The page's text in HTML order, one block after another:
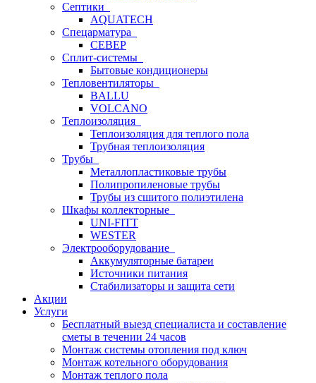
Септики
AQUATECH
Спецарматура
СЕВЕР
Сплит-системы
Бытовые кондиционеры
Тепловентиляторы
BALLU
VOLCANO
Теплоизоляция
Теплоизоляция для теплого пола
Трубная теплоизоляция
Трубы
Металлопластиковые трубы
Полипропиленовые трубы
Трубы из сшитого полиэтилена
Шкафы коллекторные
UNI-FITT
WESTER
Электрооборудование
Аккумуляторные батареи
Источники питания
Стабилизаторы и защита сети
Акции
Услуги
Бесплатный выезд специалиста и составление
сметы в течении 24 часов
Монтаж системы отопления под ключ
Монтаж котельного оборудования
Монтаж теплого пола